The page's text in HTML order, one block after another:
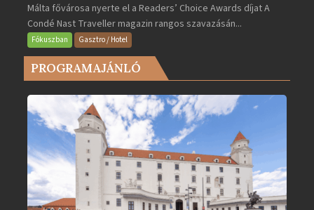
lett
Európa
legjobb
2025-
bejegyzéshez
Málta fővárosa nyerte el a Readers’ Choice Awards díjat A
Condé Nast Traveller magazin rangos szavazásán...
Fókuszban Gasztro / Hotel
PROGRAMAJÁNLÓ